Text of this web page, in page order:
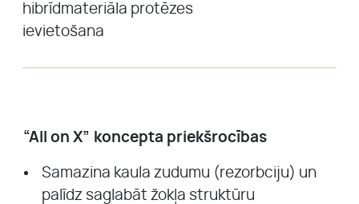
hibrīdmateriāla protēzes
ievietošana
“All on X” koncepta priekšrocības
Samazina kaula zudumu (rezorbciju) un
palīdz saglabāt žokļa struktūru